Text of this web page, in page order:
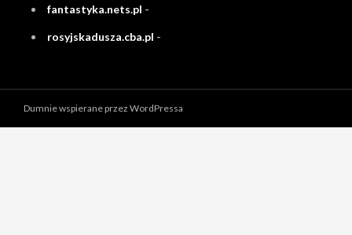
fantastyka.nets.pl -
rosyjskadusza.cba.pl -
Dumnie wspierane przez WordPressa